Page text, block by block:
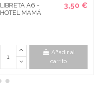
LIBRETA A6 -
HOTEL MAMÁ
3,50 €
Añadir al
carrito